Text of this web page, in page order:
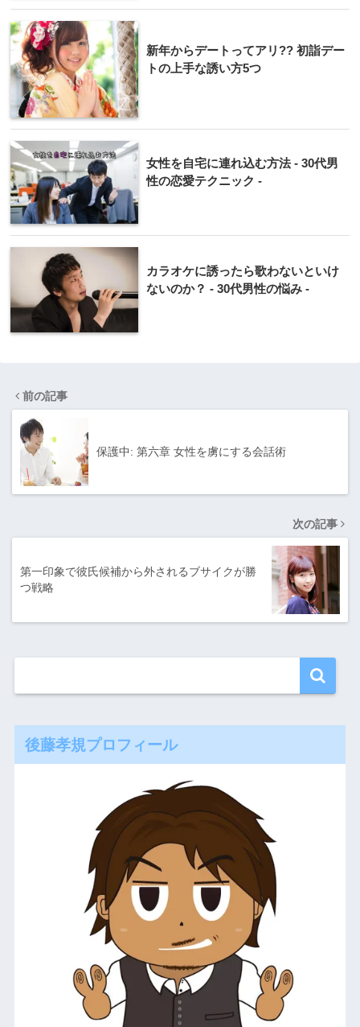
新年からデートってアリ?? 初詣デー
トの上手な誘い方5つ
女性を自宅に連れ込む方法 - 30代男
性の恋愛テクニック -
カラオケに誘ったら歌わないといけ
ないのか？ - 30代男性の悩み -
前の記事
保護中: 第六章 女性を虜にする会話術
次の記事
第一印象で彼氏候補から外されるブサイクが勝
つ戦略
後藤孝規プロフィール